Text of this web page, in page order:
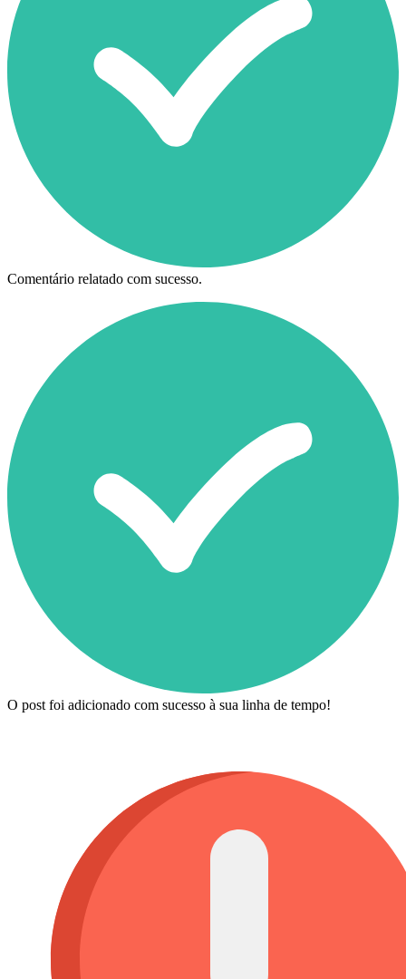
Comentário relatado com sucesso.
O post foi adicionado com sucesso à sua linha de tempo!